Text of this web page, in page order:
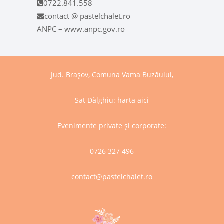
0722.841.558
contact @ pastelchalet.ro
ANPC – www.anpc.gov.ro
Jud. Brașov, Comuna Vama Buzăului,
Sat Dălghiu: harta aici
Evenimente private și corporate:
0726 327 496
contact@pastelchalet.ro